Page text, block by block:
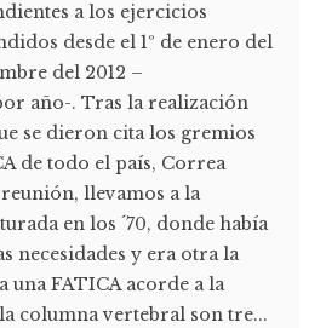
a los ejercicios
desde el 1º de enero del
del 2012 –
año-. Tras la realización
se dieron cita los gremios
de todo el país, Correa
reunión, llevamos a la
en los ´70, donde había
necesidades y era otra la
una FATICA acorde a la
columna vertebral son tre...